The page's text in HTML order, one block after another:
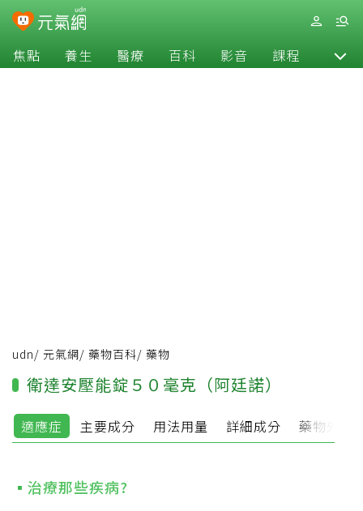
焦點 養生 醫療 百科 影音 課程 退休
udn/ 元氣網/ 藥物百科/ 藥物
衛達安壓能錠５０毫克（阿廷諾）
適應症 主要成分 用法用量 詳細成分 藥物外觀
治療那些疾病?